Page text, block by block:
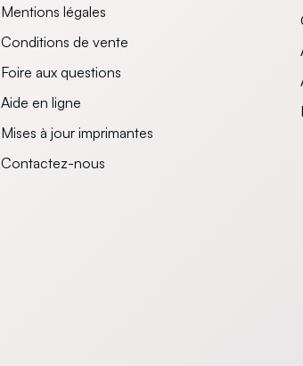
Mentions légales
Conditions de vente
Foire aux questions
Aide en ligne
Mises à jour imprimantes
Contactez-nous